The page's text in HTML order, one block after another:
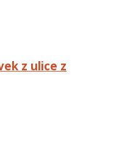
z ulice z